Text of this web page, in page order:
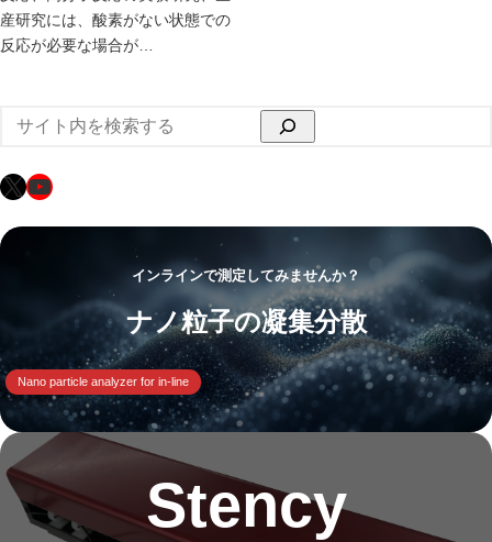
産研究には、酸素がない状態での
反応が必要な場合が…
検
索
X YouTube
インラインで測定してみませんか？
ナノ粒子の凝集分散
Nano particle analyzer for in-line
Stency